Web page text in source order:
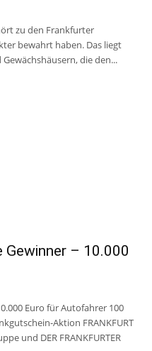
zu den Frankfurter
bewahrt haben. Das liegt
die den...
– 10.000
Euro für Autofahrer 100
Aktion FRANKFURT
und DER FRANKFURTER